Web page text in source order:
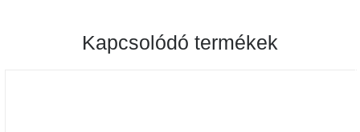
Kapcsolódó termékek